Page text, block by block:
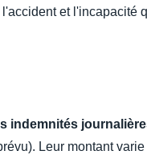
et l'incapacité
indemnités
Leur montant